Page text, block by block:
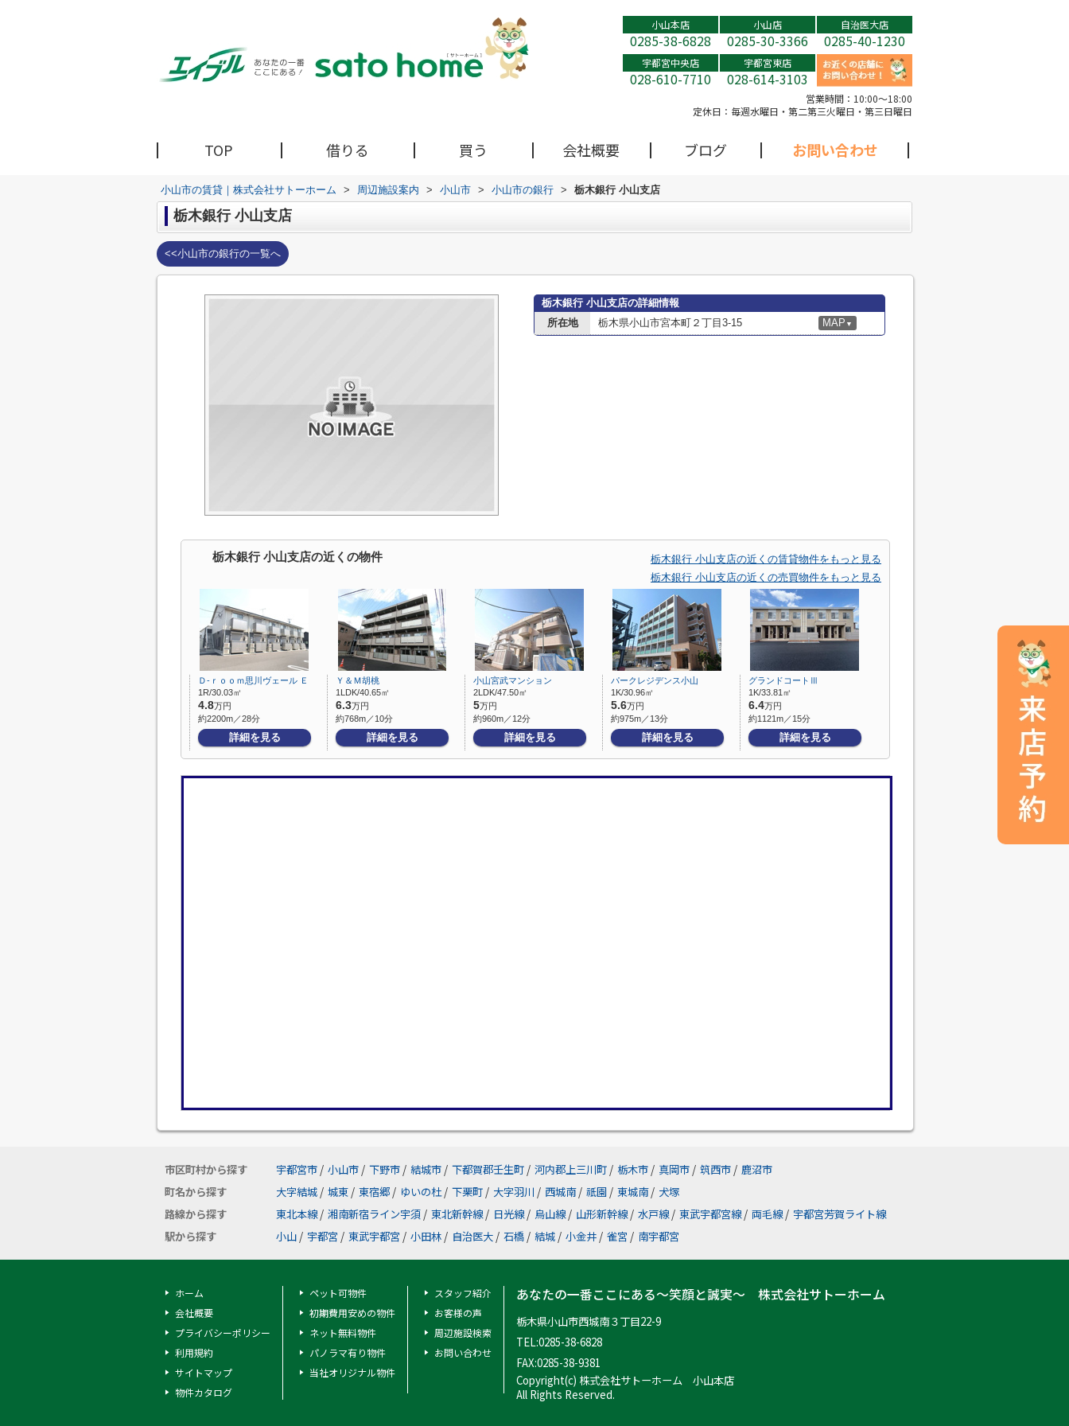
小山本店
0285-38-6828
小山店
0285-30-3366
自治医大店
0285-40-1230
宇都宮中央店
028-610-7710
宇都宮東店
028-614-3103
営業時間： 10:00～18:00
定休日： 毎週水曜日・第二第三火曜日・第三日曜日
TOP 借りる 買う 会社概要 ブログ お問い合わせ
小山市の賃貸｜株式会社サトーホーム > 周辺施設案内 > 小山市 > 小山市の銀行 > 栃木銀行 小山支店
栃木銀行 小山支店
<<小山市の銀行の一覧へ
栃木銀行 小山支店の詳細情報
所在地
栃木県小山市宮本町２丁目3-15 MAP ▼
栃木銀行 小山支店の近くの物件
栃木銀行 小山支店の近くの賃貸物件をもっと見る
栃木銀行 小山支店の近くの売買物件をもっと見る
Ｄ-ｒｏｏｍ思川ヴェール Ｅ
1R/30.03㎡
4.8万円
約2200m／28分
詳細を見る
Ｙ＆Ｍ胡桃
1LDK/40.65㎡
6.3万円
約768m／10分
詳細を見る
小山宮武マンション
2LDK/47.50㎡
5万円
約960m／12分
詳細を見る
パークレジデンス小山
1K/30.96㎡
5.6万円
約975m／13分
詳細を見る
グランドコートⅢ
1K/33.81㎡
6.4万円
約1121m／15分
詳細を見る
市区町村から探す 宇都宮市 / 小山市 / 下野市 / 結城市 / 下都賀郡壬生町 / 河内郡上三川町 / 栃木市 / 真岡市 / 筑西市 / 鹿沼市
町名から探す
大字結城 / 城東 / 東宿郷 / ゆいの杜 / 下栗町 / 大字羽川 / 西城南 / 祇園 / 東城南 / 犬塚
路線から探す
東北本線 / 湘南新宿ライン宇須 / 東北新幹線 / 日光線 / 烏山線 / 山形新幹線 / 水戸線 / 東武宇都宮線 / 両毛線 / 宇都宮芳賀ライト線
駅から探す
小山 / 宇都宮 / 東武宇都宮 / 小田林 / 自治医大 / 石橋 / 結城 / 小金井 / 雀宮 / 南宇都宮
ホーム
会社概要
プライバシーポリシー
利用規約
サイトマップ
物件カタログ
ペット可物件
初期費用安めの物件
ネット無料物件
パノラマ有り物件
当社オリジナル物件
スタッフ紹介
お客様の声
周辺施設検索
お問い合わせ
あなたの一番ここにある～笑顔と誠実～ 株式会社サトーホーム
栃木県小山市西城南３丁目22-9
TEL:0285-38-6828
FAX:0285-38-9381
Copyright(c) 株式会社サトーホーム 小山本店
All Rights Reserved.